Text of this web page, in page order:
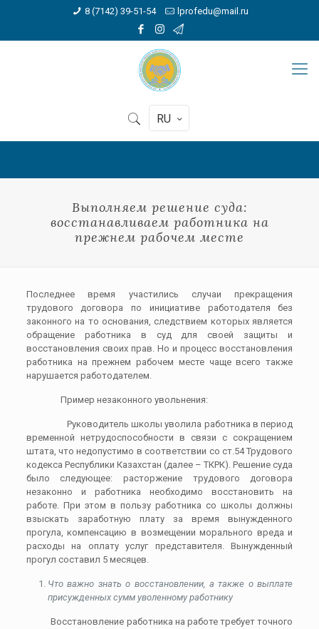
8 (7142) 39-51-54 lprofedu@mail.ru
RU
Выполняем решение суда:
восстанавливаем работника на
прежнем рабочем месте
Последнее время участились случаи прекращения
трудового договора по инициативе работодателя без
законного на то основания, следствием которых является
обращение работника в суд для своей защиты и
восстановления своих прав. Но и процесс восстановления
работника на прежнем рабочем месте чаще всего также
нарушается работодателем.
Пример незаконного увольнения:
Руководитель школы уволила работника в период
временной нетрудоспособности в связи с сокращением
штата, что недопустимо в соответствии со ст.54 Трудового
кодекса Республики Казахстан (далее – ТКРК). Решение суда
было следующее: расторжение трудового договора
незаконно и работника необходимо восстановить на
работе. При этом в пользу работника со школы должны
взыскать заработную плату за время вынужденного
прогула, компенсацию в возмещении морального вреда и
расходы на оплату услуг представителя. Вынужденный
прогул составил 5 месяцев.
Что важно знать о восстановлении, а также о выплате
присужденных сумм уволенному работнику
Восстановление работника на работе требует точного